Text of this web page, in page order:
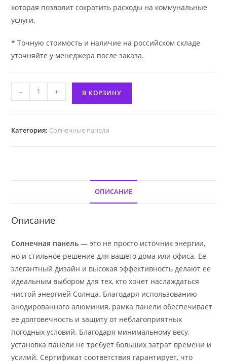
которая позволит сократить расходы на коммунальные
услуги.
* Точную стоимость и наличие на российском складе
уточняйте у менеджера после заказа.
Количество
товара
панель
- + В КОРЗИНУ
Категория: Солнечные панели
ОПИСАНИЕ
Описание
Солнечная панель — это не просто источник энергии,
но и стильное решение для вашего дома или офиса. Ее
элегантный дизайн и высокая эффективность делают ее
идеальным выбором для тех, кто хочет наслаждаться
чистой энергией Солнца. Благодаря использованию
анодированного алюминия, рамка панели обеспечивает
ее долговечность и защиту от неблагоприятных
погодных условий. Благодаря минимальному весу,
установка панели не требует больших затрат времени и
усилий. Сертификат соответствия гарантирует, что